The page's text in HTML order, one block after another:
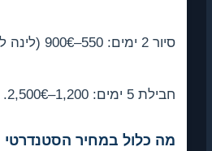
כלול במחיר הסטנדרטי